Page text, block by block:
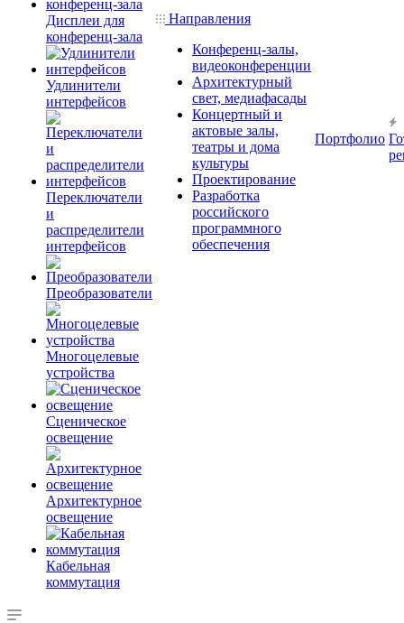
Дисплеи для
конференц-зала
Удлинители
интерфейсов
Переключатели
и
распределители
интерфейсов
Преобразователи
Многоцелевые
устройства
Сценическое
освещение
Архитектурное
освещение
Кабельная
коммутация
Направления
Конференц-залы,
видеоконференции
Архитектурный
свет, медиафасады
Концертный и
актовые залы,
театры и дома
культуры
Проектирование
Разработка
российского
программного
обеспечения
Портфолио